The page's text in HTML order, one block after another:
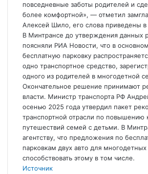
повседневные заботы родителей и
более комфортной», — отметил
Алексей Шило, его слова приведены
В Минтрансе до утверждения данных
поясняли РИА Новости, что в
бесплатную парковку
одно транспортное средство,
одного из родителей в многодетной
Окончательное решение принимают
власти. Министр транспорта РФ
осенью 2025 года утвердил пакет
транспортной отрасли по повышению
путешествий семей с детьми. В
агентству, что предложения по
парковкам двух авто для
способствовать этому в том числе.
Источник